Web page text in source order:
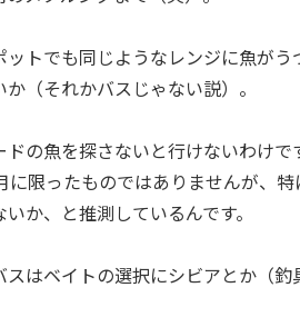
ットでも同じようなレンジに魚が
（それかバスじゃない説）。
ドの魚を探さないと行けないわけ
に限ったものではありませんが、
か、と推測しているんです。
スはベイトの選択にシビアとか（